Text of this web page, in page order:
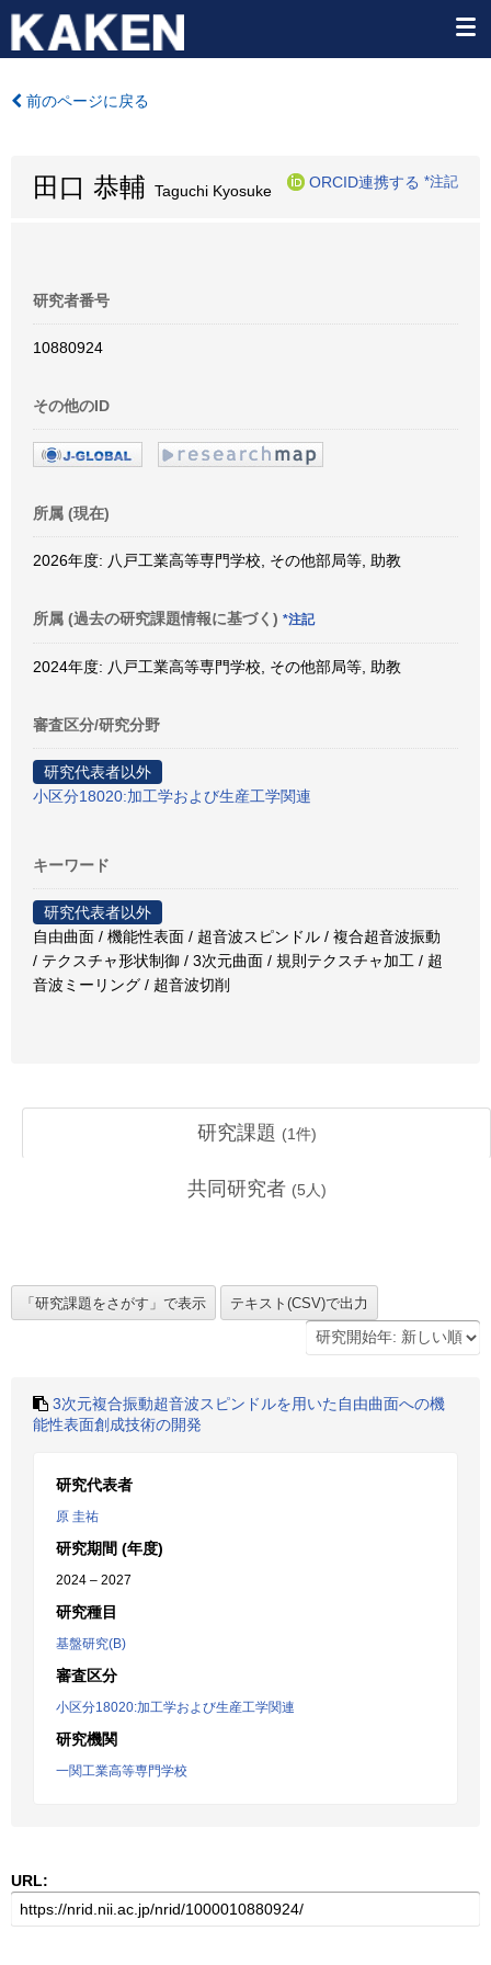
前のページに戻る
田口 恭輔 Taguchi Kyosuke
ORCID連携する *注記
研究者番号
10880924
その他のID
所属 (現在)
2026年度: 八戸工業高等専門学校, その他部局等, 助教
所属 (過去の研究課題情報に基づく) *注記
2024年度: 八戸工業高等専門学校, その他部局等, 助教
審査区分/研究分野
研究代表者以外
小区分18020:加工学および生産工学関連
キーワード
研究代表者以外
自由曲面 / 機能性表面 / 超音波スピンドル / 複合超音波振動
/ テクスチャ形状制御 / 3次元曲面 / 規則テクスチャ加工 / 超
音波ミーリング / 超音波切削
研究課題 (1件)
共同研究者 (5 人)
3次元複合振動超音波スピンドルを用いた自由曲面への機
能性表面創成技術の開発
研究代表者
原 圭祐
研究期間 (年度)
2024 – 2027
研究種目
基盤研究(B)
審査区分
小区分18020:加工学および生産工学関連
研究機関
一関工業高等専門学校
URL: